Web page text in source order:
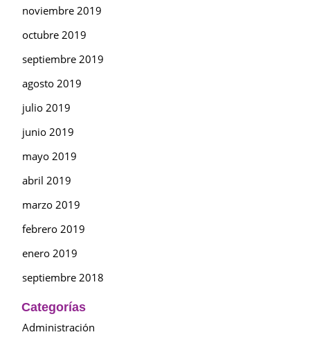
noviembre 2019
octubre 2019
septiembre 2019
agosto 2019
julio 2019
junio 2019
mayo 2019
abril 2019
marzo 2019
febrero 2019
enero 2019
septiembre 2018
Categorías
Administración